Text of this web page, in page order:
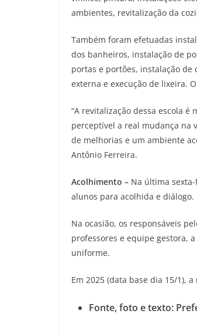
ambientes, revitalização da
Também foram efetuadas
dos banheiros, instalação de
portas e portões, instalação
externa e execução de lixeira.
“A revitalização dessa escola
perceptível a real mudança na
de melhorias e um ambiente
Antônio Ferreira.
Acolhimento – Na última
alunos para acolhida e diálogo.
Na ocasião, os responsáveis
professores e equipe gestora,
uniforme.
Em 2025 (data base dia 15/1),
Fonte, foto e texto: